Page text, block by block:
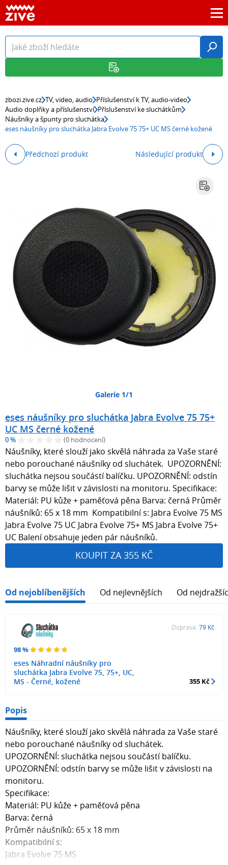
zbozi.zive.cz TV, video, audio Příslušenství k TV, audio-video
Audio doplňky a příslušenství Příslušenství ke sluchátkům
Náušníky a špunty pro sluchátka
eses náušníky pro sluchátka Jabra Evolve 75 75+ UC MS černé kožené
Předchozí produkt Následující produkt
Galerie 1/1
eses náušníky pro sluchátka Jabra Evolve 75 75+
UC MS černé kožené
0 % (0 hodnocení)
Náušníky, které slouží jako skvělá náhrada za Vaše staré
nebo porouchané náušníky od sluchátek. UPOZORNĚNÍ:
sluchátka nejsou součástí balíčku. UPOZORNĚNÍ: odstín
barvy se může lišit v závislosti na monitoru. Specifikace:
Materiál: PU kůže + paměťová pěna Barva: černá Průměr
náušníků: 65 x 18 mm Kompatibilní s: Jabra Evolve 75 MS
Jabra Evolve 75 UC Jabra Evolve 75+ MS Jabra Evolve 75+
UC Balení obsahuje jeden pár náušníků.
KOUPIT ZA 355 KČ
Od nejoblíbenějších Od nejlevnějších Od
98 %
eses Náhradní náušníky pro
sluchátka Jabra Evolve 75, 75+, UC,
MS - Černé, kožené
Doprava: 79 Kč
355 Kč
Popis
Náušníky, které slouží jako skvělá náhrada za Vaše staré
nebo porouchané náušníky od sluchátek.
UPOZORNĚNÍ: sluchátka nejsou součástí balíčku.
UPOZORNĚNÍ: odstín barvy se může lišit v závislosti na
monitoru.
Specifikace:
Materiál: PU kůže + paměťová pěna
Barva: černá
Průměr náušníků: 65 x 18 mm
Kompatibilní s:
Jabra Evolve 75 MS